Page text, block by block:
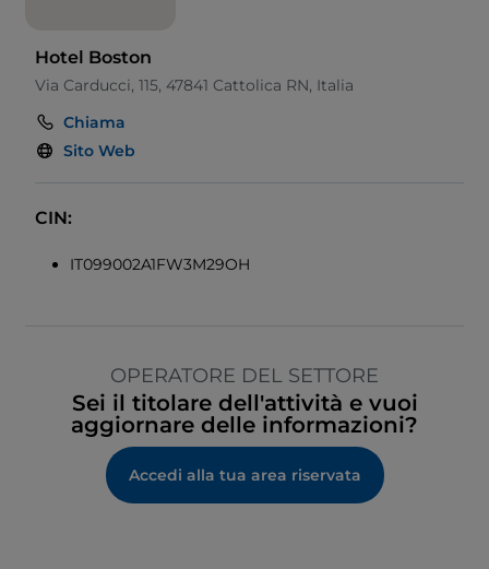
Hotel Boston
Via Carducci, 115, 47841 Cattolica RN, Italia
Chiama
Sito Web
CIN:
IT099002A1FW3M29OH
OPERATORE DEL SETTORE
Sei il titolare dell'attività e vuoi
aggiornare delle informazioni?
Accedi alla tua area riservata